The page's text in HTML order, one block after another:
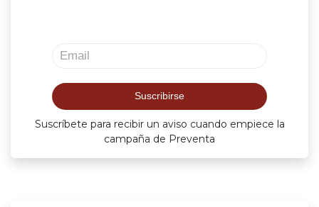
Suscríbete para recibir un aviso cuando empiece la
campaña de Preventa